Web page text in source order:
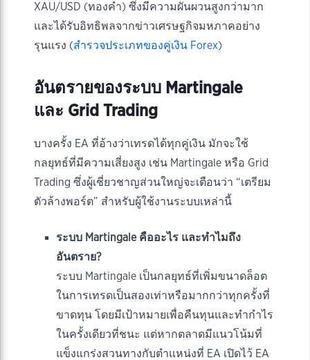
XAU/USD (ทองคำ) ซึ่งมีความผันผวนสูงกว่ามาก
และได้รับอิทธิพลจากข่าวเศรษฐกิจมหภาคอย่าง
รุนแรง (สำรวจประเภทของคู่เงิน Forex)
อันตรายของระบบ Martingale
และ Grid Trading
บางครั้ง EA ที่อ้างว่าเทรดได้ทุกคู่เงิน มักจะใช้
กลยุทธ์ที่มีความเสี่ยงสูง เช่น Martingale หรือ Grid
Trading ซึ่งผู้เชี่ยวชาญส่วนใหญ่จะเตือนว่า “เตรียม
ตัวล้างพอร์ต” สำหรับผู้ใช้งานระบบเหล่านี้
ระบบ Martingale คืออะไร และทำไมถึง
อันตราย?
ระบบ Martingale เป็นกลยุทธ์ที่เพิ่มขนาดล็อต
ในการเทรดเป็นสองเท่าหรือมากกว่าทุกครั้งที่
ขาดทุน โดยมีเป้าหมายเพื่อคืนทุนและทำกำไร
ในครั้งเดียวที่ชนะ แต่หากตลาดมีแนวโน้มที่
แข็งแกร่งสวนทางกับตำแหน่งที่ EA เปิดไว้ EA